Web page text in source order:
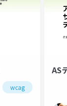
wcag
AS